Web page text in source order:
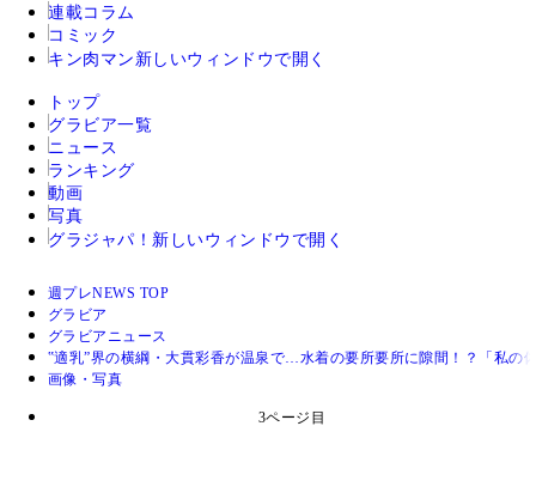
連載コラム
コミック
キン肉マン 新しいウィンドウで開く
トップ
グラビア一覧
ニュース
ランキング
動画
写真
グラジャパ！ 新しいウィンドウで開く
週プレNEWS TOP
グラビア
グラビアニュース
‟適乳”界の横綱・大貫彩香が温泉で…水着の要所要所に隙間！？「私の
画像・写真
3ページ目